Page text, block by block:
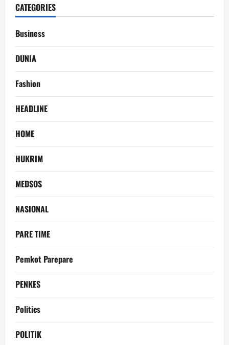
CATEGORIES
Business
DUNIA
Fashion
HEADLINE
HOME
HUKRIM
MEDSOS
NASIONAL
PARE TIME
Pemkot Parepare
PENKES
Politics
POLITIK